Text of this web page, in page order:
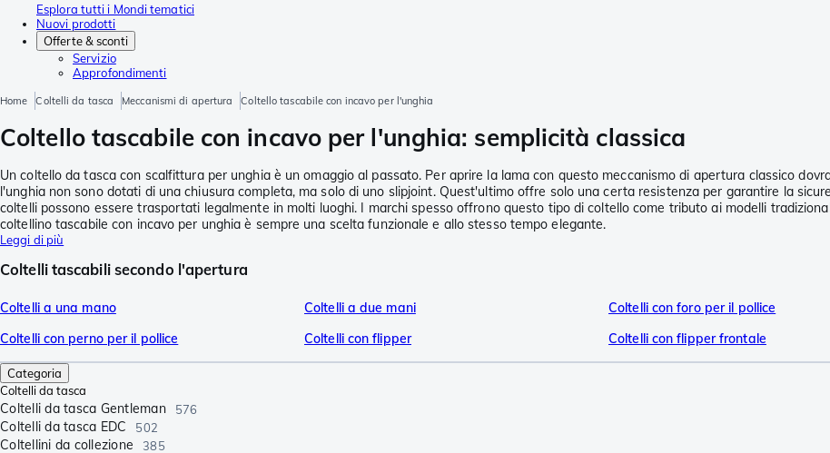
Esplora tutti i Mondi tematici
Nuovi prodotti
Offerte & sconti
Servizio
Approfondimenti
Home Coltelli da tasca Meccanismi di apertura Coltello tascabile con incavo per l'unghia
Coltello tascabile con incavo per l'unghia: semplicità classica
Un coltello da tasca con scalfittura per unghia è un omaggio al passato. Per aprire la lama con questo meccanismo di apertura classico
l'unghia non sono dotati di una chiusura completa, ma solo di uno slipjoint. Quest'ultimo offre solo una certa resistenza per garantire la
coltelli possono essere trasportati legalmente in molti luoghi. I marchi spesso offrono questo tipo di coltello come tributo ai modelli
coltellino tascabile con incavo per unghia è sempre una scelta funzionale e allo stesso tempo elegante.
Leggi di più
Coltelli tascabili secondo l'apertura
Coltelli a una mano Coltelli a due mani Coltelli con foro per il pollice
Coltelli con perno per il pollice
Coltelli con flipper Coltelli con flipper frontale
Categoria
Coltelli da tasca
Coltelli da tasca Gentleman 576
Coltelli da tasca EDC 502
Coltellini da collezione 385